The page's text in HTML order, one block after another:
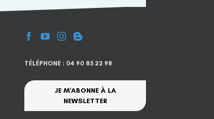
TÉLÉPHONE : 04 90 85 22 98
JE M'ABONNE À LA
NEWSLETTER